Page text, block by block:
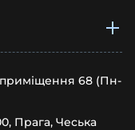
приміщення 68 (Пн-
Прага, Чеська